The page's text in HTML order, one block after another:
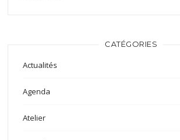
CATÉGORIES
Actualités
Agenda
Atelier